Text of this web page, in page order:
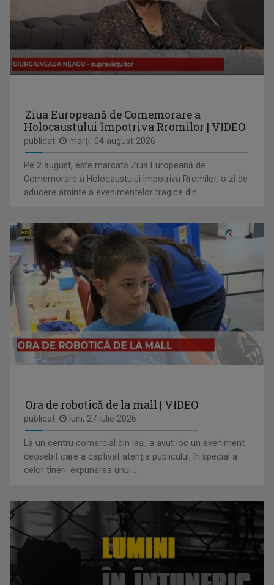
REGIUNEA ÎN OBIECTIV
Obiectivul nostru e ziua ta mai bună!
ENERGIA Z
CĂLĂTORIE CU GUST
INVITAȚIE LA SPECTACOL
Spectacole de teatru, operă, balet, muzică ...
VIOLETA GORGOS
Are 30 de ani de experiență în realizarea de ...
DAN TROFIN
Din 1993, la TVR Iaşi lucrează ca ...
Ziua Europeană de Comemorare a
Holocaustului împotriva Rromilor | VIDEO
publicat: marţi, 04 august 2026
Pe 2 august, este marcată Ziua Europeană de
Comemorare a Holocaustului împotriva Rromilor, o zi de
aducere aminte a evenimentelor tragice din ...
Ora de robotică de la mall | VIDEO
publicat: luni, 27 iulie 2026
La un centru comercial din Iași, a avut loc un eveniment
deosebit care a captivat atenția publicului, în special a
celor tineri: expunerea unui ...